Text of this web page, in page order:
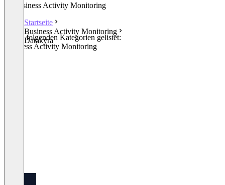
Business Activity Monitoring
Startseite
Business Activity Monitoring
Datakyra
In den folgenden Kategorien gelistet:
Business Activity Monitoring